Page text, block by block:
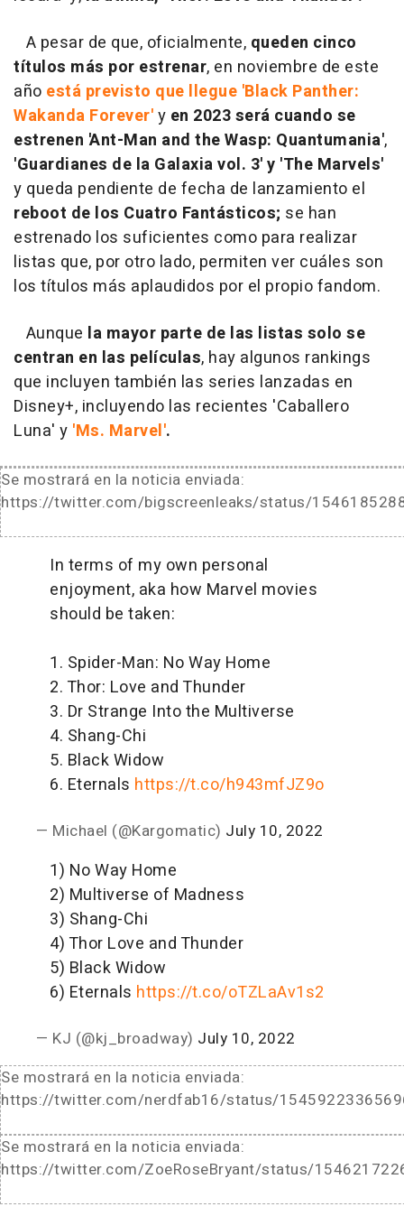
A pesar de que, oficialmente, queden cinco
títulos más por estrenar, en noviembre de este
año está previsto que llegue 'Black Panther:
Wakanda Forever'y en 2023 será cuando se
estrenen 'Ant-Man and the Wasp: Quantumania',
'Guardianes de la Galaxia vol. 3' y 'The Marvels'
y queda pendiente de fecha de lanzamiento el
reboot de los Cuatro Fantásticos; se han
estrenado los suficientes como para realizar
listas que, por otro lado, permiten ver cuáles son
los títulos más aplaudidos por el propio fandom.
Aunque la mayor parte de las listas solo se
centran en las películas, hay algunos rankings
que incluyen también las series lanzadas en
Disney+, incluyendo las recientes 'Caballero
Luna' y 'Ms. Marvel'.
Se mostrará en la noticia enviada:
https://twitter.com/bigscreenleaks/status/
In terms of my own personal
enjoyment, aka how Marvel movies
should be taken:
1. Spider-Man: No Way Home
2. Thor: Love and Thunder
3. Dr Strange Into the Multiverse
4. Shang-Chi
5. Black Widow
6. Eternals https://t.co/h943mfJZ9o
— Michael (@Kargomatic) July 10, 2022
1) No Way Home
2) Multiverse of Madness
3) Shang-Chi
4) Thor Love and Thunder
5) Black Widow
6) Eternals https://t.co/oTZLaAv1s2
— KJ (@kj_broadway) July 10, 2022
Se mostrará en la noticia enviada:
https://twitter.com/nerdfab16/status/
Se mostrará en la noticia enviada:
https://twitter.com/ZoeRoseBryant/status/